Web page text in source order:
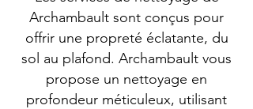
Archambault sont conçus pour
offrir une propreté éclatante, du
sol au plafond. Archambault vous
propose un nettoyage en
profondeur méticuleux, utilisant